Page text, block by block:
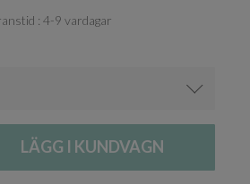
: 4-9 vardagar
LÄGG I KUNDVAGN